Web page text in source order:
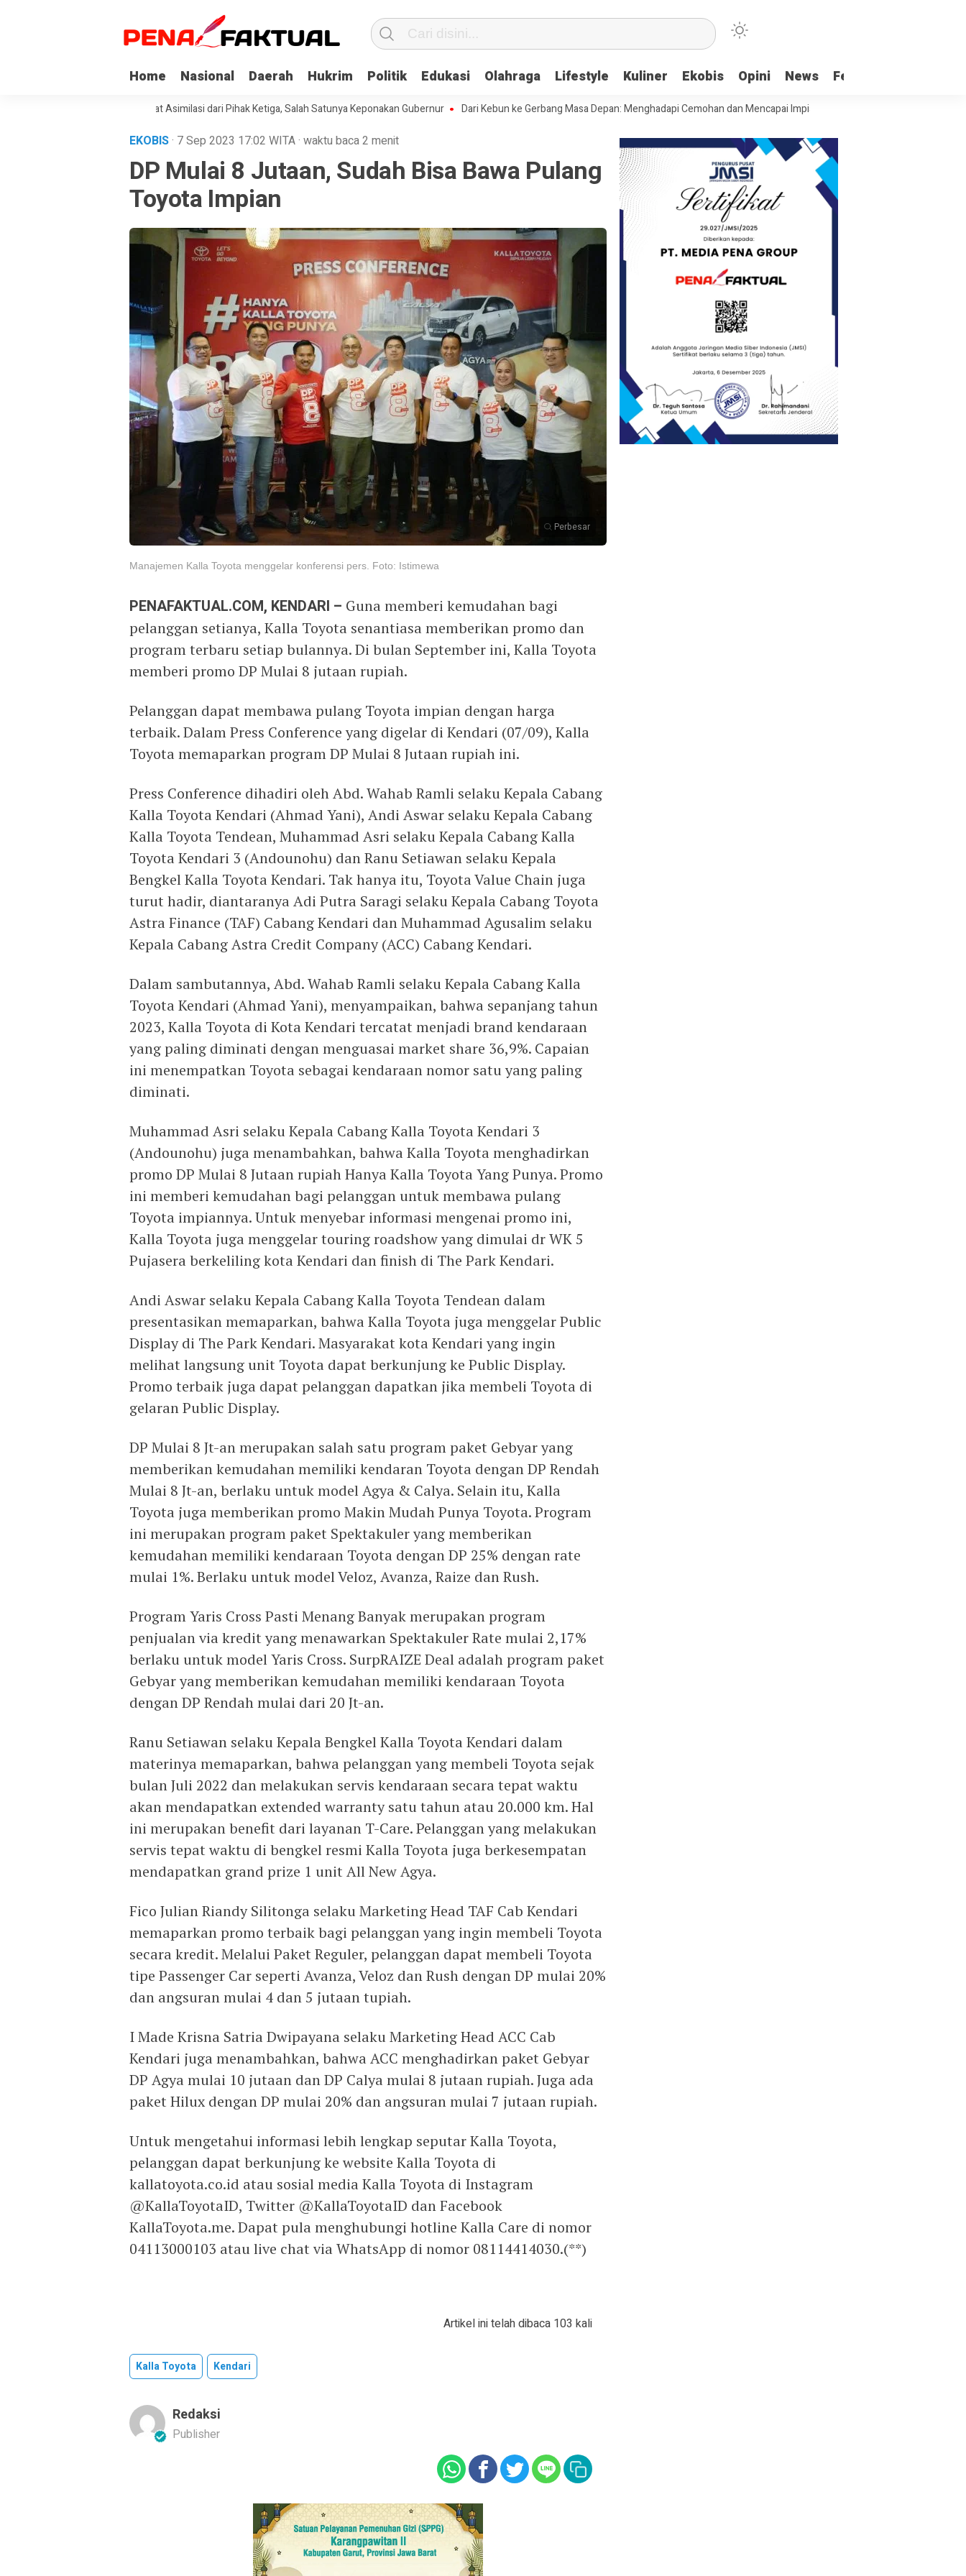
Home Nasional Daerah Hukrim Politik Edukasi Olahraga Lifestyle Kuliner Ekobis Opini News Feature
Korupsi di Sultra Dapat Asimilasi dari Pihak Ketiga, Salah Satunya Keponakan Gubernur Dari Kebun ke Gerbang Masa Depan: Menghadapi Cemohan dan Mencapai Impian Ridwan Bae: PT SCM dan
EKOBIS· 7 Sep 2023 17:02 WITA· waktu baca 2 menit
DP Mulai 8 Jutaan, Sudah Bisa Bawa Pulang
Toyota Impian
Perbesar
Manajemen Kalla Toyota menggelar konferensi pers. Foto: Istimewa
PENAFAKTUAL.COM, KENDARI – Guna memberi kemudahan bagi
pelanggan setianya, Kalla Toyota senantiasa memberikan promo dan
program terbaru setiap bulannya. Di bulan September ini, Kalla Toyota
memberi promo DP Mulai 8 jutaan rupiah.
Pelanggan dapat membawa pulang Toyota impian dengan harga
terbaik. Dalam Press Conference yang digelar di Kendari (07/09), Kalla
Toyota memaparkan program DP Mulai 8 Jutaan rupiah ini.
Press Conference dihadiri oleh Abd. Wahab Ramli selaku Kepala Cabang
Kalla Toyota Kendari (Ahmad Yani), Andi Aswar selaku Kepala Cabang
Kalla Toyota Tendean, Muhammad Asri selaku Kepala Cabang Kalla
Toyota Kendari 3 (Andounohu) dan Ranu Setiawan selaku Kepala
Bengkel Kalla Toyota Kendari. Tak hanya itu, Toyota Value Chain juga
turut hadir, diantaranya Adi Putra Saragi selaku Kepala Cabang Toyota
Astra Finance (TAF) Cabang Kendari dan Muhammad Agusalim selaku
Kepala Cabang Astra Credit Company (ACC) Cabang Kendari.
Dalam sambutannya, Abd. Wahab Ramli selaku Kepala Cabang Kalla
Toyota Kendari (Ahmad Yani), menyampaikan, bahwa sepanjang tahun
2023, Kalla Toyota di Kota Kendari tercatat menjadi brand kendaraan
yang paling diminati dengan menguasai market share 36,9%. Capaian
ini menempatkan Toyota sebagai kendaraan nomor satu yang paling
diminati.
Muhammad Asri selaku Kepala Cabang Kalla Toyota Kendari 3
(Andounohu) juga menambahkan, bahwa Kalla Toyota menghadirkan
promo DP Mulai 8 Jutaan rupiah Hanya Kalla Toyota Yang Punya. Promo
ini memberi kemudahan bagi pelanggan untuk membawa pulang
Toyota impiannya. Untuk menyebar informasi mengenai promo ini,
Kalla Toyota juga menggelar touring roadshow yang dimulai dr WK 5
Pujasera berkeliling kota Kendari dan finish di The Park Kendari.
Andi Aswar selaku Kepala Cabang Kalla Toyota Tendean dalam
presentasikan memaparkan, bahwa Kalla Toyota juga menggelar Public
Display di The Park Kendari. Masyarakat kota Kendari yang ingin
melihat langsung unit Toyota dapat berkunjung ke Public Display.
Promo terbaik juga dapat pelanggan dapatkan jika membeli Toyota di
gelaran Public Display.
DP Mulai 8 Jt-an merupakan salah satu program paket Gebyar yang
memberikan kemudahan memiliki kendaran Toyota dengan DP Rendah
Mulai 8 Jt-an, berlaku untuk model Agya & Calya. Selain itu, Kalla
Toyota juga memberikan promo Makin Mudah Punya Toyota. Program
ini merupakan program paket Spektakuler yang memberikan
kemudahan memiliki kendaraan Toyota dengan DP 25% dengan rate
mulai 1%. Berlaku untuk model Veloz, Avanza, Raize dan Rush.
Program Yaris Cross Pasti Menang Banyak merupakan program
penjualan via kredit yang menawarkan Spektakuler Rate mulai 2,17%
berlaku untuk model Yaris Cross. SurpRAIZE Deal adalah program paket
Gebyar yang memberikan kemudahan memiliki kendaraan Toyota
dengan DP Rendah mulai dari 20 Jt-an.
Ranu Setiawan selaku Kepala Bengkel Kalla Toyota Kendari dalam
materinya memaparkan, bahwa pelanggan yang membeli Toyota sejak
bulan Juli 2022 dan melakukan servis kendaraan secara tepat waktu
akan mendapatkan extended warranty satu tahun atau 20.000 km. Hal
ini merupakan benefit dari layanan T-Care. Pelanggan yang melakukan
servis tepat waktu di bengkel resmi Kalla Toyota juga berkesempatan
mendapatkan grand prize 1 unit All New Agya.
Fico Julian Riandy Silitonga selaku Marketing Head TAF Cab Kendari
memaparkan promo terbaik bagi pelanggan yang ingin membeli Toyota
secara kredit. Melalui Paket Reguler, pelanggan dapat membeli Toyota
tipe Passenger Car seperti Avanza, Veloz dan Rush dengan DP mulai 20%
dan angsuran mulai 4 dan 5 jutaan tupiah.
I Made Krisna Satria Dwipayana selaku Marketing Head ACC Cab
Kendari juga menambahkan, bahwa ACC menghadirkan paket Gebyar
DP Agya mulai 10 jutaan dan DP Calya mulai 8 jutaan rupiah. Juga ada
paket Hilux dengan DP mulai 20% dan angsuran mulai 7 jutaan rupiah.
Untuk mengetahui informasi lebih lengkap seputar Kalla Toyota,
pelanggan dapat berkunjung ke website Kalla Toyota di
kallatoyota.co.id atau sosial media Kalla Toyota di Instagram
@KallaToyotaID, Twitter @KallaToyotaID dan Facebook
KallaToyota.me. Dapat pula menghubungi hotline Kalla Care di nomor
04113000103 atau live chat via WhatsApp di nomor 08114414030.(**)
Artikel ini telah dibaca 103 kali
Kalla Toyota Kendari
Redaksi
Publisher